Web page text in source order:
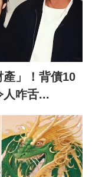
」！背債10
人咋舌...